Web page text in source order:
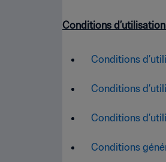
Conditions
Conditions
Conditions
Conditions
Conditions